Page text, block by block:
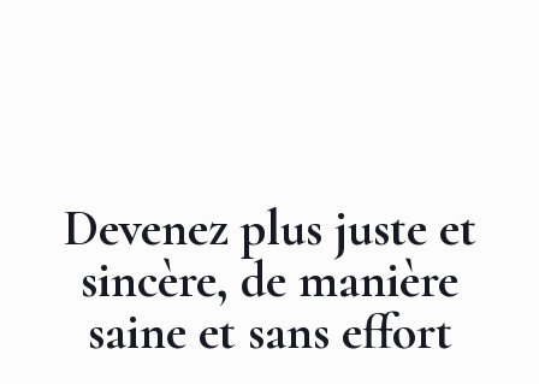
Devenez plus juste et
sincère, de manière
saine et sans effort